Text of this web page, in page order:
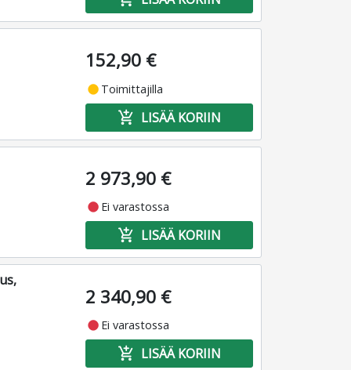
152,90 €
fiber_manual_record Toimittajilla
add_shopping_cart LISÄÄ KORIIN
2 973,90 €
fiber_manual_record Ei varastossa
add_shopping_cart LISÄÄ KORIIN
2 340,90 €
fiber_manual_record Ei varastossa
add_shopping_cart LISÄÄ KORIIN